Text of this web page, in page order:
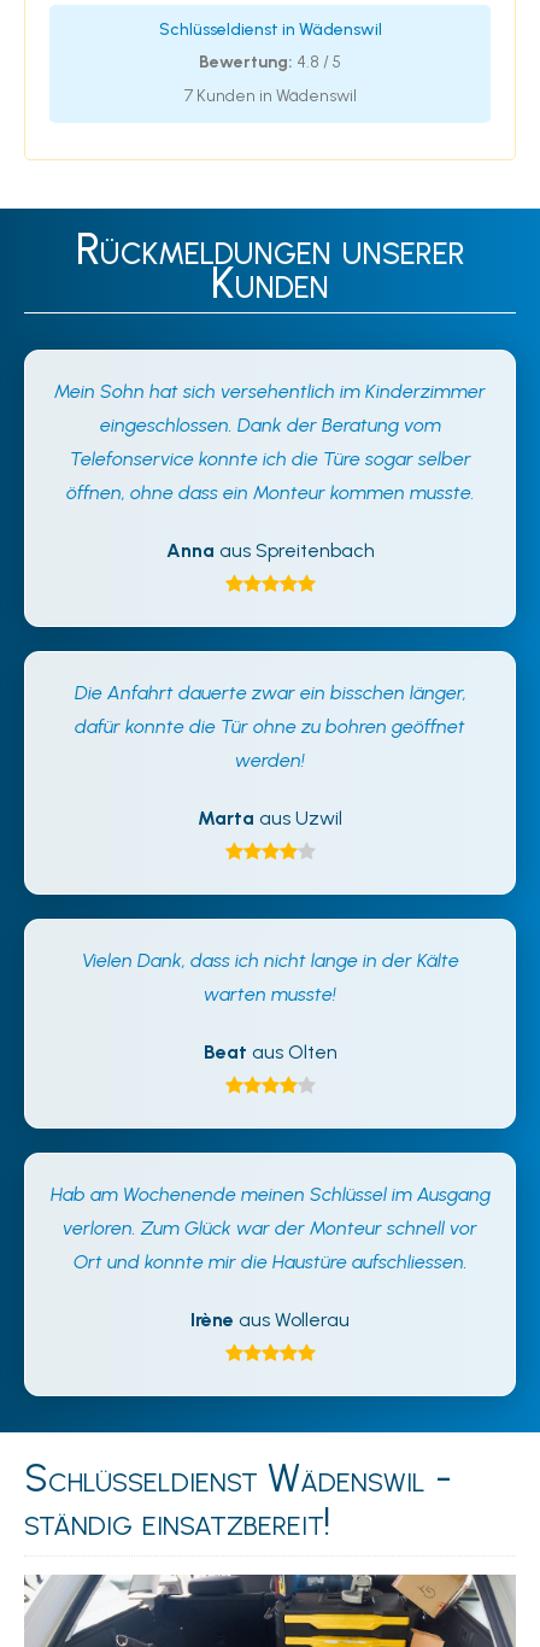
Schlüsseldienst in Wädenswil
Bewertung: 4.8 / 5
7 Kunden in Wädenswil
Rückmeldungen unserer
Kunden
Mein Sohn hat sich versehentlich im Kinderzimmer
eingeschlossen. Dank der Beratung vom
Telefonservice konnte ich die Türe sogar selber
öffnen, ohne dass ein Monteur kommen musste.
Anna aus Spreitenbach
Die Anfahrt dauerte zwar ein bisschen länger,
dafür konnte die Tür ohne zu bohren geöffnet
werden!
Marta aus Uzwil
Vielen Dank, dass ich nicht lange in der Kälte
warten musste!
Beat aus Olten
Hab am Wochenende meinen Schlüssel im Ausgang
verloren. Zum Glück war der Monteur schnell vor
Ort und konnte mir die Haustüre aufschliessen.
Irène aus Wollerau
Schlüsseldienst Wädenswil -
ständig einsatzbereit!